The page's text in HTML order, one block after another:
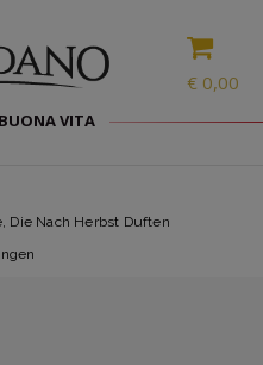
€ 0,00
VITA
Die Nach Herbst Duften
DEIN
EINKAUF
sobald du auf den